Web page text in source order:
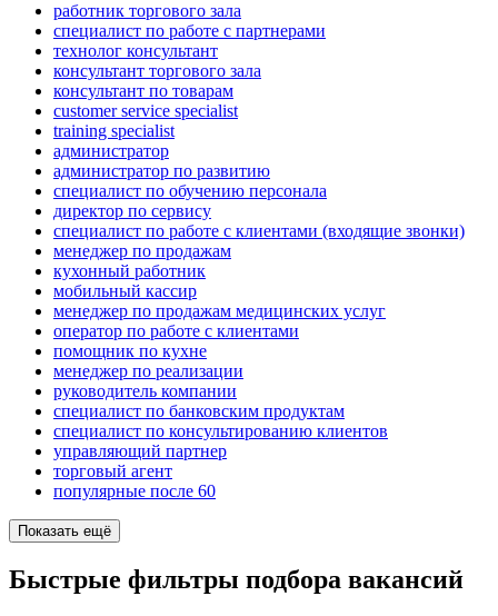
работник торгового зала
специалист по работе с партнерами
технолог консультант
консультант торгового зала
консультант по товарам
customer service specialist
training specialist
администратор
администратор по развитию
специалист по обучению персонала
директор по сервису
специалист по работе с клиентами (входящие звонки)
менеджер по продажам
кухонный работник
мобильный кассир
менеджер по продажам медицинских услуг
оператор по работе с клиентами
помощник по кухне
менеджер по реализации
руководитель компании
специалист по банковским продуктам
специалист по консультированию клиентов
управляющий партнер
торговый агент
популярные после 60
Показать ещё
Быстрые фильтры подбора вакансий